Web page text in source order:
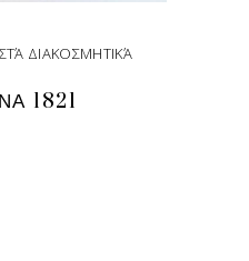
ΔΙΑΚΟΣΜΗΤΙΚΆ
1821